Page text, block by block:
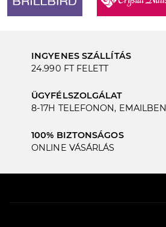
INGYENES SZÁLLÍTÁS
24.990 FT FELETT
ÜGYFÉLSZOLGÁLAT
8-17H TELEFONON, EMAILBEN
100% BIZTONSÁGOS
ONLINE VÁSÁRLÁS